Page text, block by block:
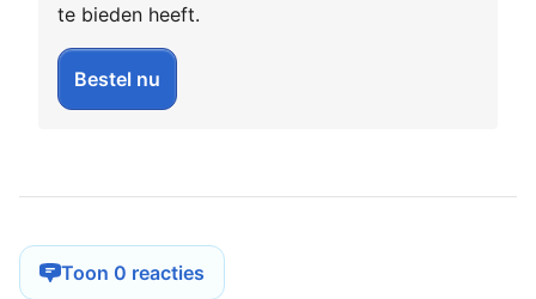
te bieden heeft.
Bestel nu
Toon 0 reacties